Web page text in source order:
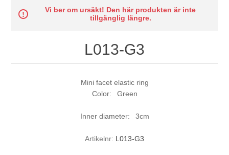
Vi ber om ursäkt! Den här produkten är inte
tillgänglig längre.
L013-G3
Mini facet elastic ring
Color: Green
Inner diameter: 3cm
Artikelnr: L013-G3